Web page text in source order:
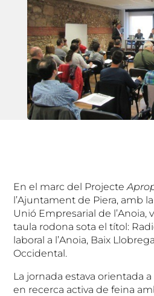
En el marc del Projecte
l’Ajuntament de Piera, amb
Unió Empresarial de l’Anoia,
taula rodona sota el títol:
laboral a l’Anoia, Baix
Occidental.
La jornada estava orientada
en recerca activa de feina